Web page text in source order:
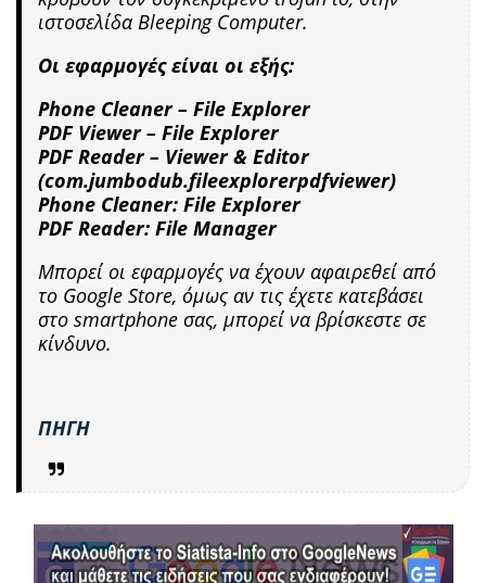
ιστοσελίδα Bleeping Computer.
Οι εφαρμογές είναι οι εξής:
Phone Cleaner – File Explorer
PDF Viewer – File Explorer
PDF Reader – Viewer & Editor
(com.jumbodub.fileexplorerpdfviewer)
Phone Cleaner: File Explorer
PDF Reader: File Manager
Μπορεί οι εφαρμογές να έχουν αφαιρεθεί από
το Google Store, όμως αν τις έχετε κατεβάσει
στο smartphone σας, μπορεί να βρίσκεστε σε
κίνδυνο.
ΠΗΓΗ